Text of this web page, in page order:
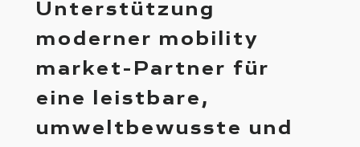
Unterstützung
moderner mobility
market-Partner für
eine leistbare,
umweltbewusste und